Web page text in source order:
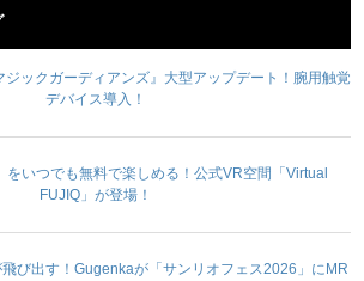
ックガーディアンズ』大型アップデート！腕用触覚
デバイス導入！
をいつでも無料で楽しめる！公式VR空間「Virtual
FUJIQ」が登場！
び出す！Gugenkaが「サンリオフェス2026」にMR